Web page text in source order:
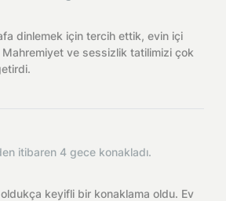
dinlemek için tercih ettik, evin içi
ve sessizlik tatilimizi çok
itibaren 4 gece konakladı.
keyifli bir konaklama oldu. Ev